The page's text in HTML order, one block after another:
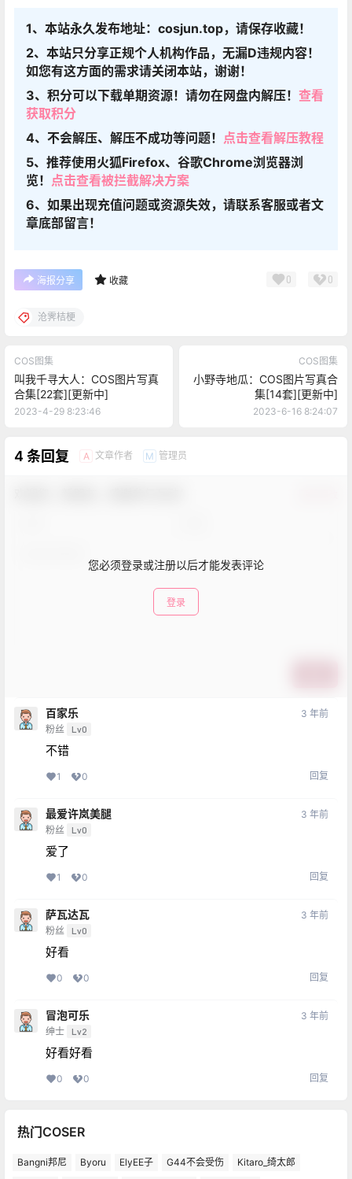
1、本站永久发布地址：cosjun.top，请保存收藏！
2、本站只分享正规个人机构作品，无漏D违规内容！
如您有这方面的需求请关闭本站，谢谢！
3、积分可以下载单期资源！请勿在网盘内解压！ 查看
获取积分
4、不会解压、解压不成功等问题！ 点击查看解压教程
5、推荐使用火狐Firefox、谷歌Chrome浏览器浏
览！ 点击查看被拦截解决方案
6、如果出现充值问题或资源失效，请联系客服或者文
章底部留言！
海报分享 收藏 0 0
沧霁桔梗
COS图集
叫我千寻大人：COS图片写真
合集[22套][更新中]
2023-4-29 8:23:46
COS图集
小野寺地瓜：COS图片写真合
集[14套][更新中]
2023-6-16 8:24:07
4 条回复 A 文章作者 M 管理员
您必须登录或注册以后才能发表评论
登录
百家乐
粉丝 Lv0
3 年前
不错
1 0 回复
最爱许岚美腿
粉丝 Lv0
3 年前
爱了
1 0 回复
萨瓦达瓦
粉丝 Lv0
3 年前
好看
0 0 回复
冒泡可乐
绅士 Lv2
3 年前
好看好看
0 0 回复
热门COSER
Bangni邦尼 Byoru ElyEE子 G44不会受伤
Kitaro_绮太郎